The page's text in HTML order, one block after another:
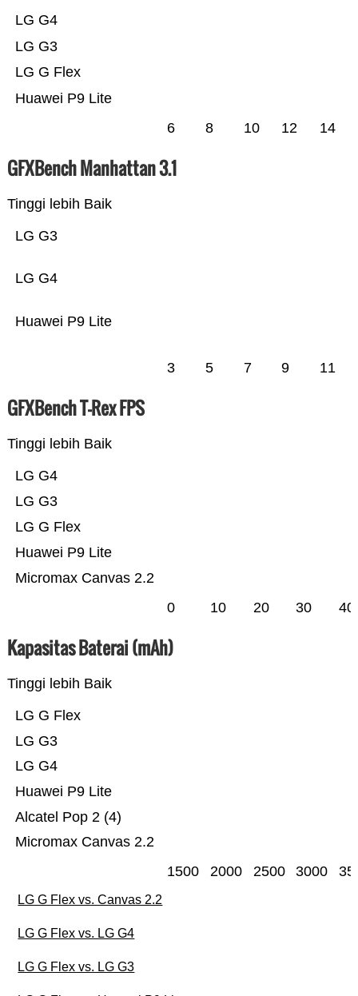
Huawei P9 Lite
LG G Flex
LG G3
LG G4
6 8 10 12 14
GFXBench Manhattan 3.1
Tinggi lebih Baik
Huawei P9 Lite
LG G4
LG G3
3 5 7 9 11
GFXBench T-Rex FPS
Tinggi lebih Baik
Micromax Canvas 2.2
Huawei P9 Lite
LG G Flex
LG G3
LG G4
0 10 20 30 40
Kapasitas Baterai (mAh)
Tinggi lebih Baik
Micromax Canvas 2.2
Alcatel Pop 2 (4)
Huawei P9 Lite
LG G4
LG G3
LG G Flex
1500 2000 2500 3000
LG G Flex vs. Canvas 2.2
LG G Flex vs. LG G4
LG G Flex vs. LG G3